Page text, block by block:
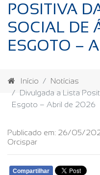
POSITIVA
SOCIAL DE
ESGOTO –
Início
Notícias
Divulgada a Lista
Esgoto – Abril de 2026
Publicado em: 26/05/
Orcispar
Compartilhar